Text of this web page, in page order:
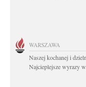
WARSZAWA
Naszej kochanej i
Najcieplejsze wyrazy